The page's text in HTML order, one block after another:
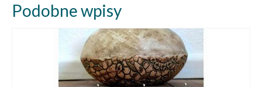
Podobne wpisy